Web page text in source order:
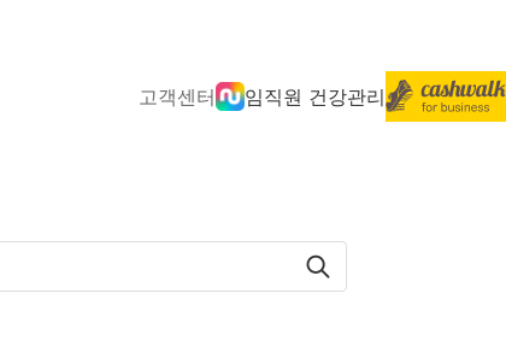
고객센터 임직원 건강관리